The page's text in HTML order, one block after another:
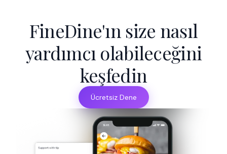
FineDine'ın size nasıl
yardımcı olabileceğini
keşfedin
Ücretsiz Dene